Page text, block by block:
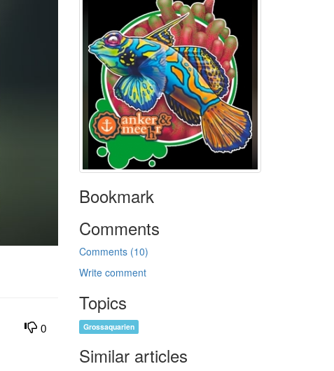
0
Bookmark
Comments
Comments (10)
Write comment
Topics
Grossaquarien
Similar articles